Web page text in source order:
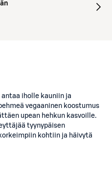
iholle kauniin ja
vegaaninen koostumus
upean hehkun kasvoille.
tyynypäisen
kohtiin ja häivytä